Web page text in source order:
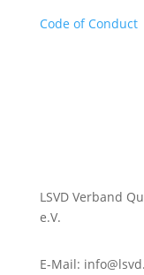
Code of Conduct
LSVD Verband
e.V.
E-Mail: